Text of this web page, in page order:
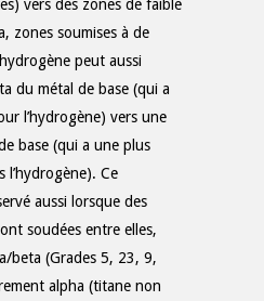
vers des zones de faible
zones soumises à de
peut aussi
du métal de base (qui a
l’hydrogène) vers une
base (qui a une plus
l’hydrogène). Ce
aussi lorsque des
soudées entre elles,
beta (Grades 5, 23, 9,
alpha (titane non